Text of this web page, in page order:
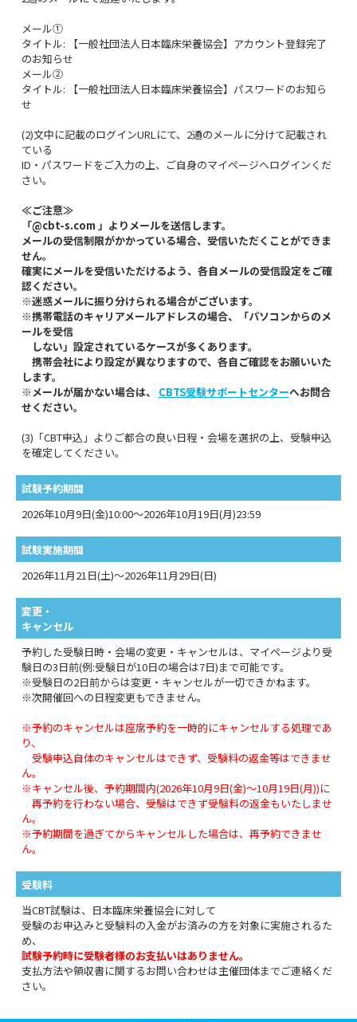
メール①
タイトル: 【一般社団法人日本臨床栄養協会】アカウント登録完了
のお知らせ
メール②
タイトル: 【一般社団法人日本臨床栄養協会】パスワードのお知ら
せ
(2)文中に記載のログインURLにて、2通のメールに分けて記載され
ている
ID・パスワードをご入力の上、ご自身のマイページへログインくだ
さい。
≪ご注意≫
「@cbt-s.com 」よりメールを送信します。
メールの受信制限がかかっている場合、受信いただくことができま
せん。
確実にメールを受信いただけるよう、各自メールの受信設定をご確
認ください。
※迷惑メールに振り分けられる場合がございます。
※携帯電話のキャリアメールアドレスの場合、「パソコンからのメ
ールを受信
しない」設定されているケースが多くあります。
携帯会社により設定が異なりますので、各自ご確認をお願いいた
します。
※メールが届かない場合は、 CBTS受験サポートセンターへお問合
せください。
(3)「CBT申込」よりご都合の良い日程・会場を選択の上、受験申込
を確定してください。
試験予約期間
2026年10月9日(金)10:00～2026年10月19日(月)23:59
試験実施期間
2026年11月21日(土)～2026年11月29日(日)
変更・
キャンセル
予約した受験日時・会場の変更・キャンセルは、マイページより受
験日の3日前(例:受験日が10日の場合は7日)まで可能です。
※受験日の2日前からは変更・キャンセルが一切できかねます。
※次開催回への日程変更もできません。
※予約のキャンセルは座席予約を一時的にキャンセルする処理であ
り、
受験申込自体のキャンセルはできず、受験料の返金等はできませ
ん。
※キャンセル後、予約期間内(2026年10月9日(金)～10月19日(月))に
再予約を行わない場合、受験はできず受験料の返金もいたしませ
ん。
※予約期間を過ぎてからキャンセルした場合は、再予約できませ
ん。
受験料
当CBT試験は、日本臨床栄養協会に対して
受験のお申込みと受験料の入金がお済みの方を対象に実施されるた
め、
試験予約時に受験者様のお支払いはありません。
支払方法や領収書に関するお問い合わせは主催団体までご連絡くだ
さい。